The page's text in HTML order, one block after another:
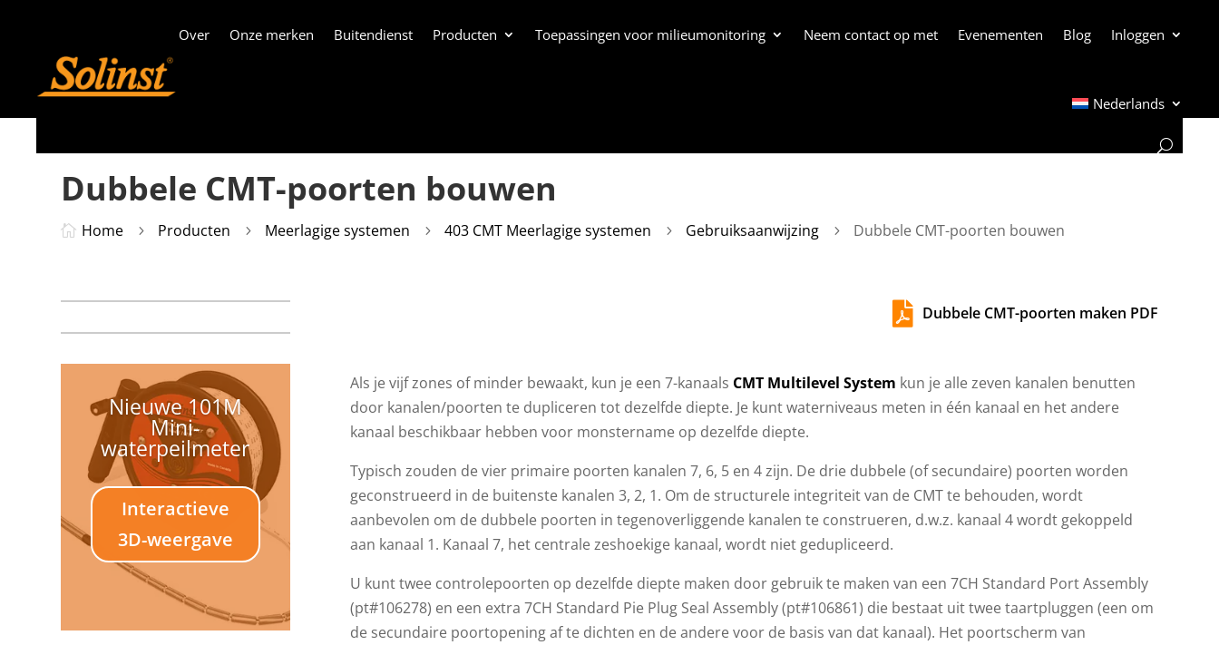
Over Onze merken Buitendienst Producten Toepassingen voor milieumonitoring Neem contact op met Evenementen Blog Inloggen
Nederlands
Dubbele CMT-poorten bouwen
 Home 5 Producten 5 Meerlagige systemen 5 403 CMT Meerlagige systemen 5 Gebruiksaanwijzing 5 Dubbele CMT-poorten bouwen
Nieuwe 101M
Mini-
waterpeilmeter
Interactieve
3D-weergave
 Dubbele CMT-poorten maken PDF
Als je vijf zones of minder bewaakt, kun je een 7-kanaals CMT Multilevel System kun je alle zeven kanalen benutten
door kanalen/poorten te dupliceren tot dezelfde diepte. Je kunt waterniveaus meten in één kanaal en het andere
kanaal beschikbaar hebben voor monstername op dezelfde diepte.
Typisch zouden de vier primaire poorten kanalen 7, 6, 5 en 4 zijn. De drie dubbele (of secundaire) poorten worden
geconstrueerd in de buitenste kanalen 3, 2, 1. Om de structurele integriteit van de CMT te behouden, wordt
aanbevolen om de dubbele poorten in tegenoverliggende kanalen te construeren, d.w.z. kanaal 4 wordt gekoppeld
aan kanaal 1. Kanaal 7, het centrale zeshoekige kanaal, wordt niet gedupliceerd.
U kunt twee controlepoorten op dezelfde diepte maken door gebruik te maken van een 7CH Standard Port Assembly
(pt#106278) en een extra 7CH Standard Pie Plug Seal Assembly (pt#106861) die bestaat uit twee taartpluggen (een om
de secundaire poortopening af te dichten en de andere voor de basis van dat kanaal). Het poortscherm van